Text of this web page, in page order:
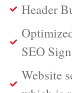
Header
SEO
Website